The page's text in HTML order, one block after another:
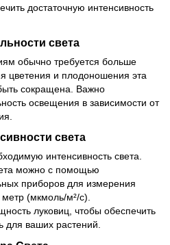
достаточную интенсивность
света
обычно требуется больше
цветения и плодоношения эта
сокращена. Важно
освещения в зависимости от
света
интенсивность света.
можно с помощью
приборов для измерения
(мкмоль/м²/с).
луковиц, чтобы обеспечить
для ваших растений.